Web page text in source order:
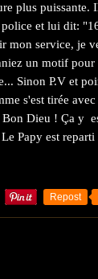
plus
police et lui dit:
mon service, je
un motif
Sinon P.V et
s'est tirée
Bon Dieu ! Ça y
Papy est reparti
Repost